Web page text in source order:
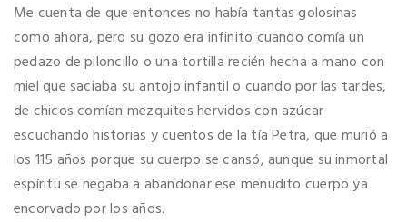
Me cuenta de que entonces no había tantas golosinas
como ahora, pero su gozo era infinito cuando comía un
pedazo de piloncillo o una tortilla recién hecha a mano con
miel que saciaba su antojo infantil o cuando por las tardes,
de chicos comían mezquites hervidos con azúcar
escuchando historias y cuentos de la tía Petra, que murió a
los 115 años porque su cuerpo se cansó, aunque su inmortal
espíritu se negaba a abandonar ese menudito cuerpo ya
encorvado por los años.